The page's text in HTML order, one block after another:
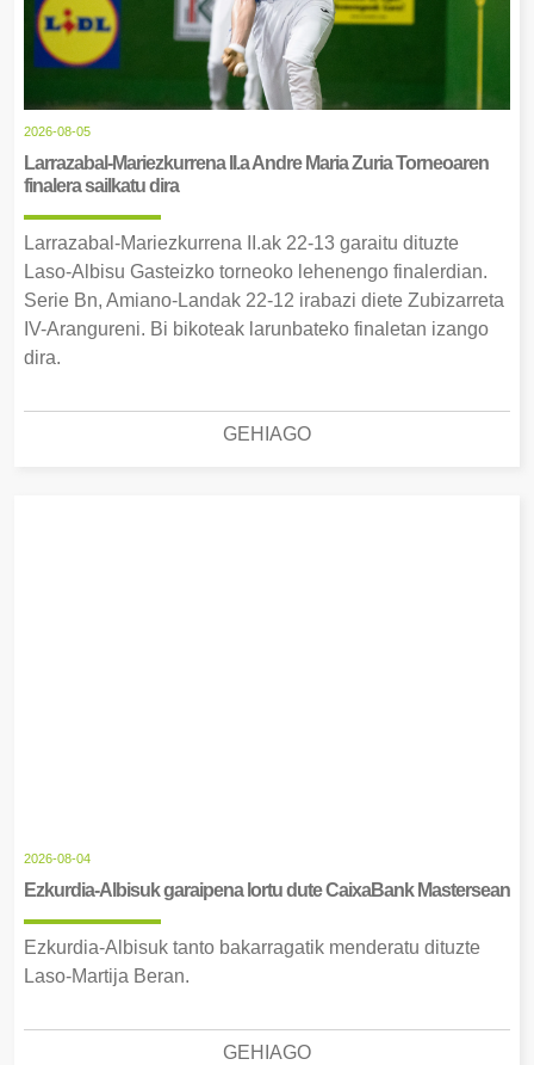
2026-08-05
Larrazabal-Mariezkurrena II.a Andre Maria Zuria Torneoaren
finalera sailkatu dira
Larrazabal-Mariezkurrena II.ak 22-13 garaitu dituzte
Laso-Albisu Gasteizko torneoko lehenengo finalerdian.
Serie Bn, Amiano-Landak 22-12 irabazi diete Zubizarreta
IV-Arangureni. Bi bikoteak larunbateko finaletan izango
dira.
GEHIAGO
2026-08-04
Ezkurdia-Albisuk garaipena lortu dute CaixaBank Mastersean
Ezkurdia-Albisuk tanto bakarragatik menderatu dituzte
Laso-Martija Beran.
GEHIAGO